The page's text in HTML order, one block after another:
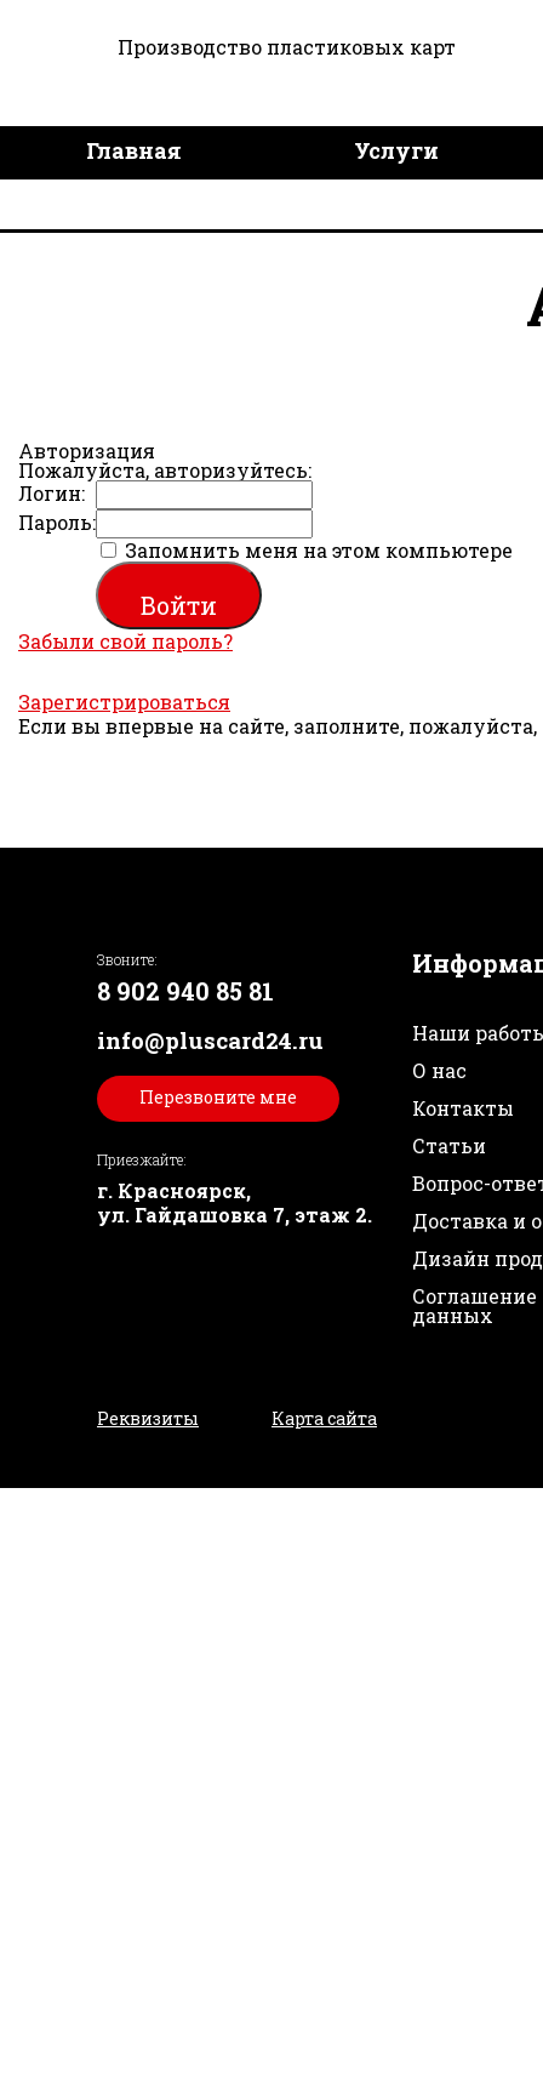
Производство пластиковых карт
Главная
Услуги
Авторизация
Пожалуйста, авторизуйтесь:
Логин:
Пароль:
Запомнить меня на этом компьютере
Забыли свой пароль?
Зарегистрироваться
Если вы впервые на сайте, заполните,
Звоните:
8 902 940 85 81
info@pluscard24.ru
Перезвоните мне
Приезжайте:
г. Красноярск,
ул. Гайдашовка 7, этаж 2.
Наши
О нас
Контакты
Статьи
Вопрос-
Доставка и
Дизайн
Соглашение
данных
Реквизиты Карта сайта